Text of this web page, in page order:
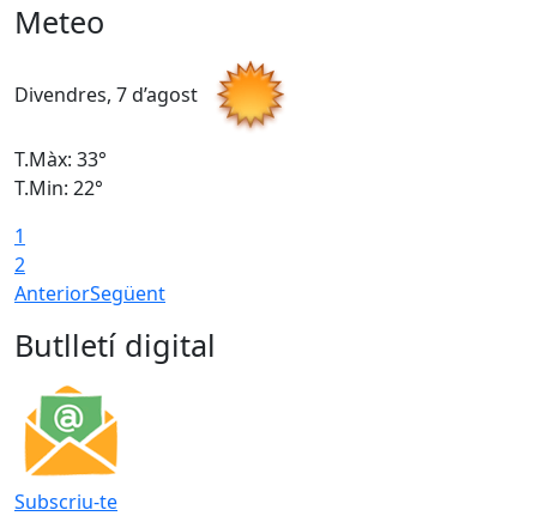
Meteo
Divendres, 7 d’agost
T.Màx: 33°
T.Min: 22°
1
2
AnteriorSegüent
Butlletí digital
Subscriu-te